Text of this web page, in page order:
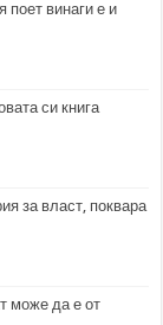
поет винаги е и
си книга
за власт, поквара
може да е от